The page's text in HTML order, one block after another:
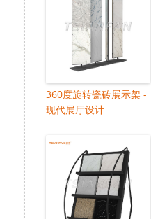
360度旋转瓷砖展示架 -
现代展厅设计